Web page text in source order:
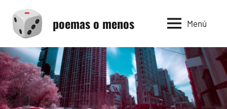
contenido
poemas o menos Menú